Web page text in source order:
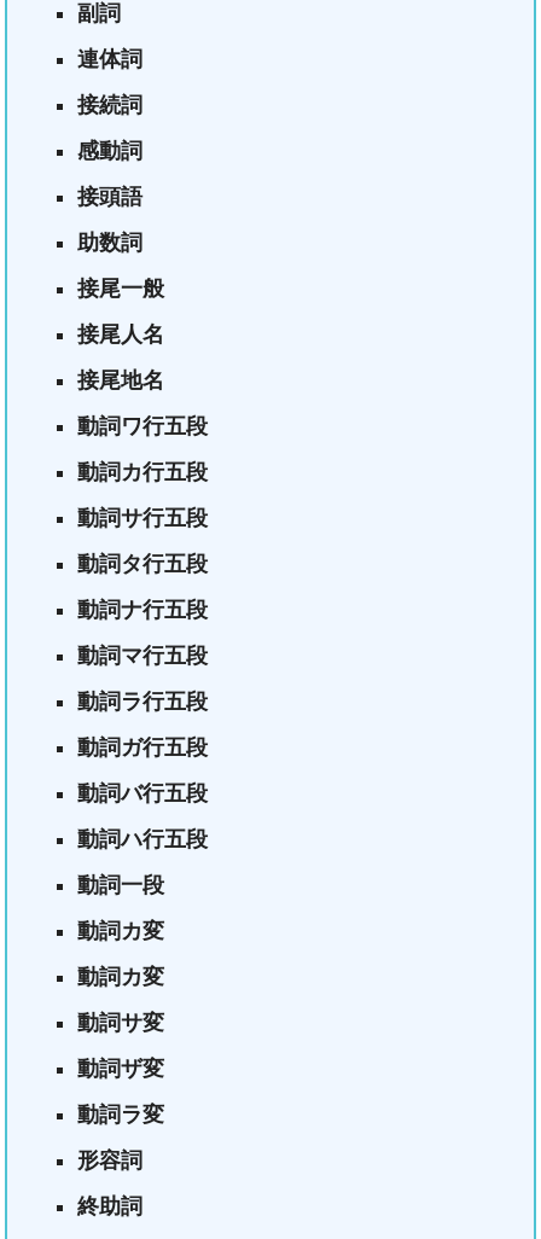
副詞
連体詞
接続詞
感動詞
接頭語
助数詞
接尾一般
接尾人名
接尾地名
動詞ワ行五段
動詞カ行五段
動詞サ行五段
動詞タ行五段
動詞ナ行五段
動詞マ行五段
動詞ラ行五段
動詞ガ行五段
動詞バ行五段
動詞ハ行五段
動詞一段
動詞カ変
動詞カ変
動詞サ変
動詞ザ変
動詞ラ変
形容詞
終助詞